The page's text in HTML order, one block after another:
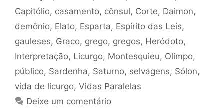
Capitólio, casamento, cônsul, Corte, Daimon,
demônio, Elato, Esparta, Espírito das Leis,
gauleses, Graco, grego, gregos, Heródoto,
Interpretação, Licurgo, Montesquieu, Olimpo,
público, Sardenha, Saturno, selvagens, Sólon,
vida de licurgo, Vidas Paralelas
Deixe um comentário